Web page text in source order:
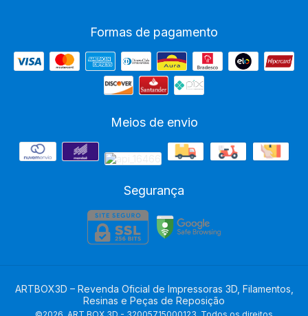
Formas de pagamento
Meios de envio
Segurança
ARTBOX3D – Revenda Oficial de Impressoras 3D, Filamentos,
Resinas e Peças de Reposição